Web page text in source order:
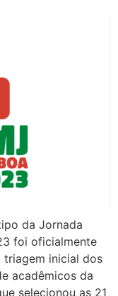
da Jornada
foi oficialmente
triagem inicial dos
acadêmicos da
selecionou as 21